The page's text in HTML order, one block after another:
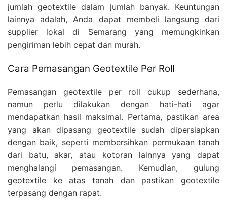
jumlah geotextile dalam jumlah banyak. Keuntungan
lainnya adalah, Anda dapat membeli langsung dari
supplier lokal di Semarang yang memungkinkan
pengiriman lebih cepat dan murah.
Cara Pemasangan Geotextile Per Roll
Pemasangan geotextile per roll cukup sederhana,
namun perlu dilakukan dengan hati-hati agar
mendapatkan hasil maksimal. Pertama, pastikan area
yang akan dipasang geotextile sudah dipersiapkan
dengan baik, seperti membersihkan permukaan tanah
dari batu, akar, atau kotoran lainnya yang dapat
menghalangi pemasangan. Kemudian, gulung
geotextile ke atas tanah dan pastikan geotextile
terpasang dengan rapat.